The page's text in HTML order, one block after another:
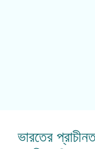
ভারতের